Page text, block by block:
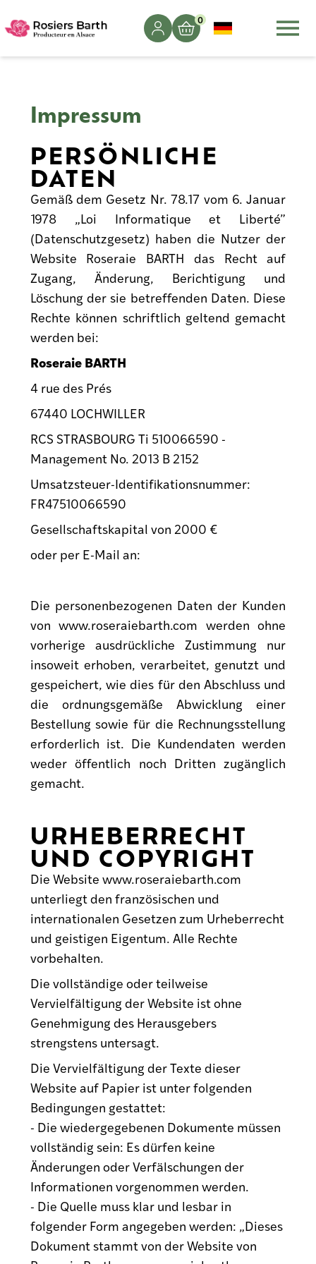
0
Impressum
PERSÖNLICHE
DATEN
Gemäß dem Gesetz Nr. 78.17 vom 6. Januar
1978 „Loi Informatique et Liberté”
(Datenschutzgesetz) haben die Nutzer der
Website Roseraie BARTH das Recht auf
Zugang, Änderung, Berichtigung und
Löschung der sie betreffenden Daten. Diese
Rechte können schriftlich geltend gemacht
werden bei:
Roseraie BARTH
4 rue des Prés
67440 LOCHWILLER
RCS STRASBOURG Ti 510066590 -
Management No. 2013 B 2152
Umsatzsteuer-Identifikationsnummer:
FR47510066590
Gesellschaftskapital von 2000 €
oder per E-Mail an:
Die personenbezogenen Daten der Kunden
von www.roseraiebarth.com werden ohne
vorherige ausdrückliche Zustimmung nur
insoweit erhoben, verarbeitet, genutzt und
gespeichert, wie dies für den Abschluss und
die ordnungsgemäße Abwicklung einer
Bestellung sowie für die Rechnungsstellung
erforderlich ist. Die Kundendaten werden
weder öffentlich noch Dritten zugänglich
gemacht.
URHEBERRECHT
UND COPYRIGHT
Die Website www.roseraiebarth.com
unterliegt den französischen und
internationalen Gesetzen zum Urheberrecht
und geistigen Eigentum. Alle Rechte
vorbehalten.
Die vollständige oder teilweise
Vervielfältigung der Website ist ohne
Genehmigung des Herausgebers
strengstens untersagt.
Die Vervielfältigung der Texte dieser
Website auf Papier ist unter folgenden
Bedingungen gestattet:
- Die wiedergegebenen Dokumente müssen
vollständig sein: Es dürfen keine
Änderungen oder Verfälschungen der
Informationen vorgenommen werden.
- Die Quelle muss klar und lesbar in
folgender Form angegeben werden: „Dieses
Dokument stammt von der Website von